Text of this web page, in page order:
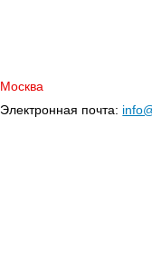
Москва
Электронная почта: